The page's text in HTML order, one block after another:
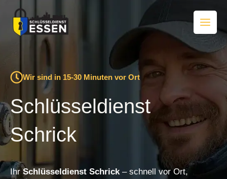
Inhalt
springen
Wir sind in 15-30 Minuten vor Ort
Schlüsseldienst
Schrick
IhrSchlüsseldienst Schrick– schnell vor Ort,